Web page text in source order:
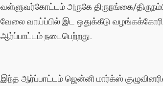
வள்ளுவர்கோட்டம் அருகே திருநங்கை/
வேலை வாய்ப்பில் இட ஒதுக்கீடு
ஆர்ப்பாட்டம் நடைபெற்றது.
இந்த ஆர்ப்பாட்டம் ஜென்னி மார்க்ஸ்